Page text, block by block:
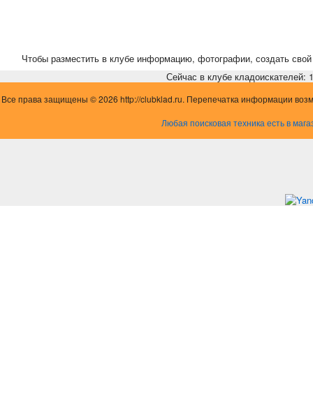
Чтобы разместить в клубе информацию, фотографии, создать свой
Сейчас в клубе кладоискателей:
Все права защищены © 2026 http://clubklad.ru. Перепечатка информации
Любая поисковая техника есть в